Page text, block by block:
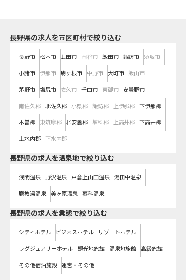
長野県の求人を市区町村で絞り込む
長野市 松本市 上田市 岡谷市 飯田市 諏訪市 須坂市
小諸市 伊那市 駒ヶ根市 中野市 大町市 飯山市
茅野市 塩尻市 佐久市 千曲市 東御市 安曇野市
南佐久郡 北佐久郡 小県郡 諏訪郡 上伊那郡 下伊那郡
木曽郡 東筑摩郡 北安曇郡 埴科郡 上高井郡 下高井郡
上水内郡 下水内郡
長野県の求人を温泉地で絞り込む
浅間温泉 野沢温泉 戸倉上山田温泉 湯田中温泉
鹿教湯温泉 美ヶ原温泉 蓼科温泉
長野県の求人を業態で絞り込む
シティホテル ビジネスホテル リゾートホテル
ラグジュアリーホテル 観光地旅館 温泉地旅館 高級旅館
その他宿泊施設 運営・その他